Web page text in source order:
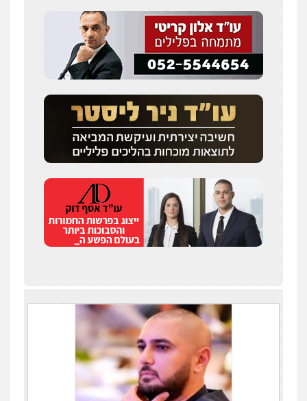
עו"ד שלומי שרון
פלילי צבאי מעצרים וחקירות
0547342002
עו"ד אלון קריטי
פלילי כלכלי אלימות סמים מעצרים
0525544654
עו"ד זוהר ארבל
פלילי פשיעה חמורה מעצרים וחקירות
קטינים
0538788878
0544218336
משרד עורכי דין חן ברוך
פלילי דיני תעבורה מעצרים וחקירות
0505078733